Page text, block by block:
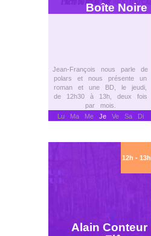
Boîte Noire
Jean-François nous parle de
polars et nous présente un
roman et une BD, le jeudi,
de 12h30 à 13h, deux fois
par mois.
Lu Ma Me JeVe Sa Di
12h - 13h
Alain Conteur